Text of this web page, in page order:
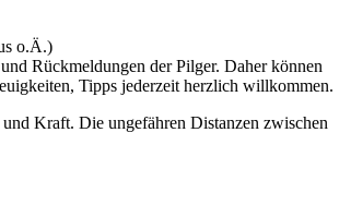
o.Ä.)
Rückmeldungen der Pilger. Daher können
Tipps jederzeit herzlich willkommen.
Kraft. Die ungefähren Distanzen zwischen